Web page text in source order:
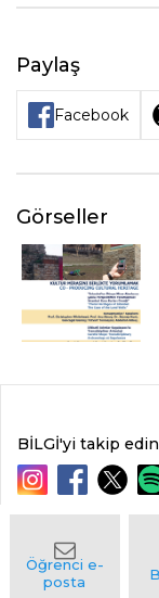
Paylaş
Facebook
Görseller
BİLGİ'yi takip edin